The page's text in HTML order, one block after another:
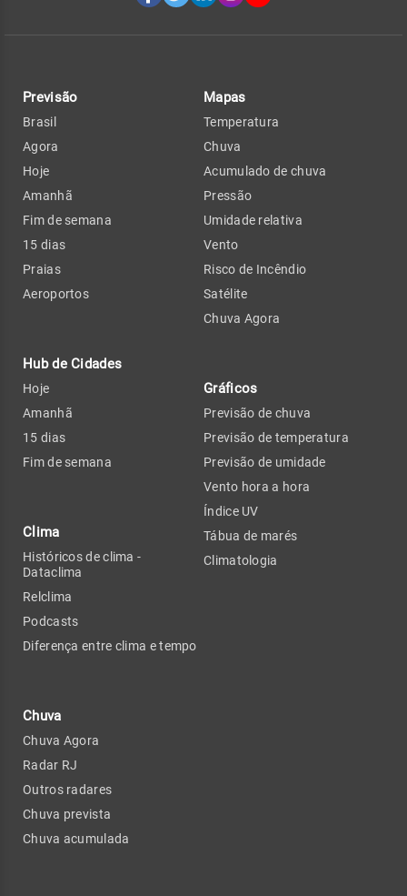
Previsão
Brasil
Agora
Hoje
Amanhã
Fim de semana
15 dias
Praias
Aeroportos
Hub de Cidades
Hoje
Amanhã
15 dias
Fim de semana
Clima
Históricos de clima -
Dataclima
Relclima
Podcasts
Diferença entre clima e tempo
Chuva
Chuva Agora
Radar RJ
Outros radares
Chuva prevista
Chuva acumulada
Mapas
Temperatura
Chuva
Acumulado de chuva
Pressão
Umidade relativa
Vento
Risco de Incêndio
Satélite
Chuva Agora
Gráficos
Previsão de chuva
Previsão de temperatura
Previsão de umidade
Vento hora a hora
Índice UV
Tábua de marés
Climatologia